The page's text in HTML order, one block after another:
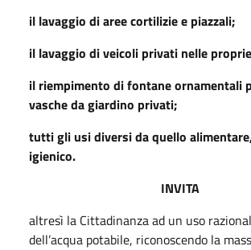
il lavaggio di aree cortilizie e piazzali;
il lavaggio di veicoli privati nelle
il riempimento di fontane ornamentali
vasche da giardino privati;
tutti gli usi diversi da quello
igienico.
INVITA
altresì la Cittadinanza ad un uso
dell’acqua potabile, riconoscendo la